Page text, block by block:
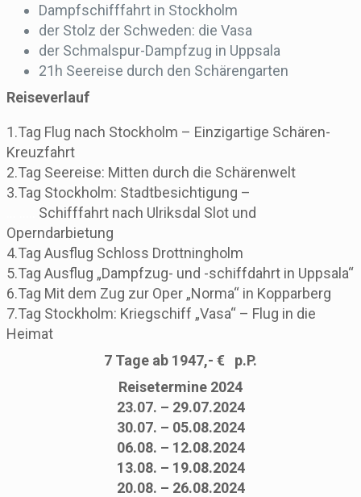
Dampfschifffahrt in Stockholm
der Stolz der Schweden: die Vasa
der Schmalspur-Dampfzug in Uppsala
21h Seereise durch den Schärengarten
Reiseverlauf
1.Tag Flug nach Stockholm – Einzigartige Schären-
Kreuzfahrt
2.Tag Seereise: Mitten durch die Schärenwelt
3.Tag Stockholm: Stadtbesichtigung –
Schifffahrt nach Ulriksdal Slot und
Operndarbietung
4.Tag Ausflug Schloss Drottningholm
5.Tag Ausflug „Dampfzug- und -schiffdahrt in Uppsala“
6.Tag Mit dem Zug zur Oper „Norma“ in Kopparberg
7.Tag Stockholm: Kriegschiff „Vasa“ – Flug in die
Heimat
7 Tage ab 1947,- € p.P.
Reisetermine 2024
23.07. – 29.07.2024
30.07. – 05.08.2024
06.08. – 12.08.2024
13.08. – 19.08.2024
20.08. – 26.08.2024